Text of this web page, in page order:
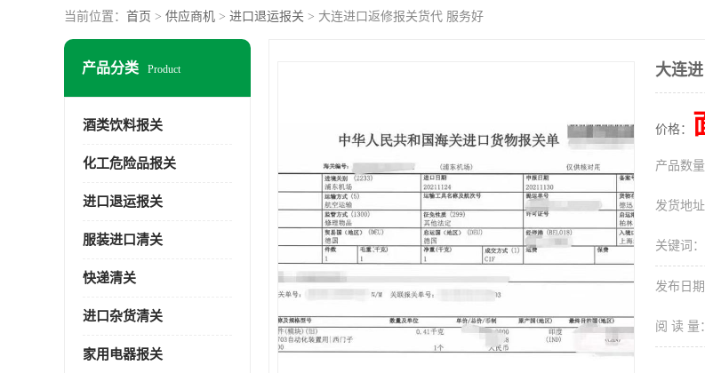
当前位置： 首页 > 供应商机 > 进口退运报关 > 大连进口返修报关货代 服务好
产品分类 Product
酒类饮料报关
化工危险品报关
进口退运报关
服装进口清关
快递清关
进口杂货清关
家用电器报关
大连
价格：
产品数量
发货地址
关键词：
发布日期
阅 读 量：